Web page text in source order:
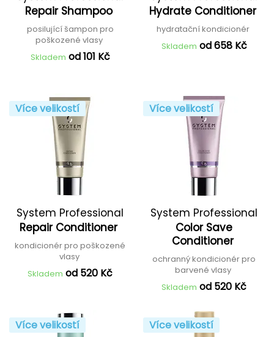
Repair Shampoo
posilující šampon pro
poškozené vlasy
Skladem od 101 Kč
Hydrate Conditioner
hydratační kondicionér
Skladem od 658 Kč
Více velikostí
System Professional
Repair Conditioner
kondicionér pro poškozené
vlasy
Skladem od 520 Kč
Více velikostí
System Professional
Color Save
Conditioner
ochranný kondicionér pro
barvené vlasy
Skladem od 520 Kč
Více velikostí Více velikostí